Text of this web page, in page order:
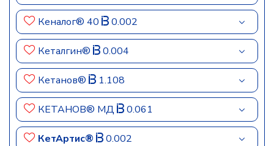
Кеналог® 40 0.002
Кеталгин® 0.004
Кетанов® 1.108
КЕТАНОВ® МД 0.061
КетАртис® 0.002